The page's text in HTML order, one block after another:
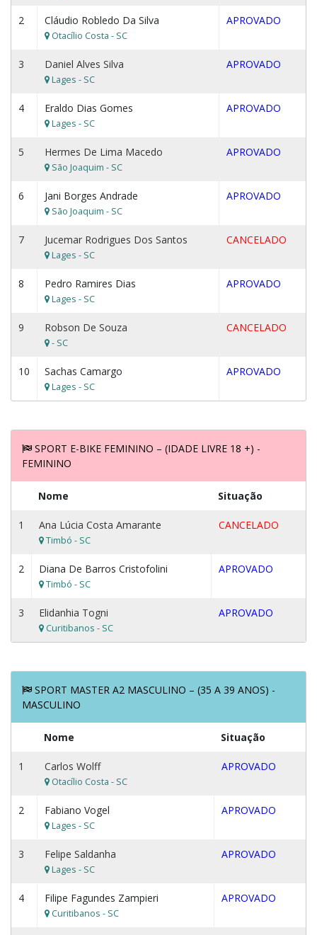
2 Cláudio Robledo Da Silva
Otacílio Costa - SC
APROVADO
3 Daniel Alves Silva
Lages - SC
APROVADO
4 Eraldo Dias Gomes
Lages - SC
APROVADO
5 Hermes De Lima Macedo
São Joaquim - SC
APROVADO
6 Jani Borges Andrade
São Joaquim - SC
APROVADO
7 Jucemar Rodrigues Dos Santos
Lages - SC
CANCELADO
8 Pedro Ramires Dias
Lages - SC
APROVADO
9 Robson De Souza
- SC
CANCELADO
10 Sachas Camargo
Lages - SC
APROVADO
SPORT E-BIKE FEMININO – (IDADE LIVRE 18 +) -
FEMININO
Nome Situação
1 Ana Lúcia Costa Amarante
Timbó - SC
CANCELADO
2 Diana De Barros Cristofolini
Timbó - SC
APROVADO
3 Elidanhia Togni
Curitibanos - SC
APROVADO
SPORT MASTER A2 MASCULINO – (35 A 39 ANOS) -
MASCULINO
Nome Situação
1 Carlos Wolff
Otacílio Costa - SC
APROVADO
2 Fabiano Vogel
Lages - SC
APROVADO
3 Felipe Saldanha
Lages - SC
APROVADO
4 Filipe Fagundes Zampieri
Curitibanos - SC
APROVADO